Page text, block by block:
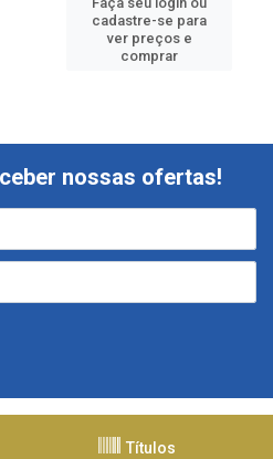
cadastre-se para
ver preços e
comprar
nossas ofertas!
Títulos